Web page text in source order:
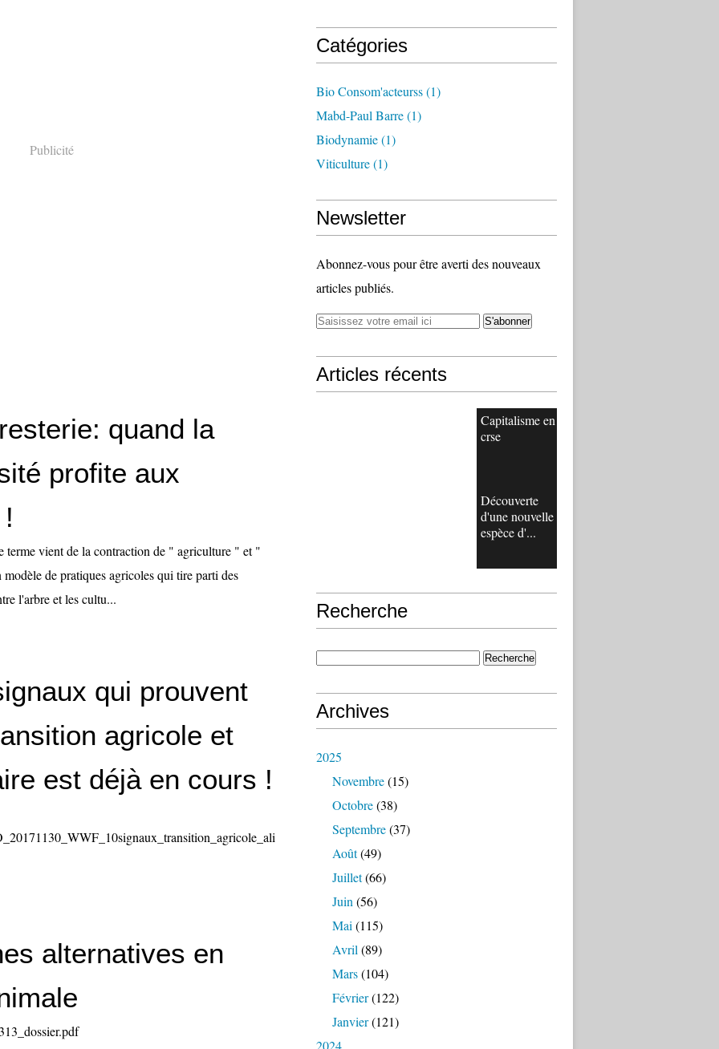
Publicité
quand la
profite aux
terme vient de la contraction de " agriculture " et "
de pratiques agricoles qui tire parti des
l'arbre et les cultu...
qui prouvent
agricole et
est déjà en cours !
alternatives en
Catégories
Bio Consom'acteurss(1)
Mabd-Paul Barre(1)
Biodynamie(1)
Viticulture(1)
Newsletter
Abonnez-vous pour être averti des nouveaux
articles publiés.
Articles récents
Capitalisme en
crse
Découverte
d'une nouvelle
espèce d'...
Recherche
Archives
2025
Novembre(15)
Octobre(38)
Septembre(37)
Août(49)
Juillet(66)
Juin (56)
Mai (115)
Avril (89)
Mars(104)
Février(122)
Janvier(121)
2024